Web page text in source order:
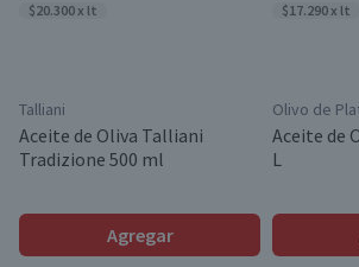
$20.300 x lt
Talliani
Aceite de Oliva Talliani
Tradizione 500 ml
Agregar
$17.290 x lt
Olivo de
Aceite de
L